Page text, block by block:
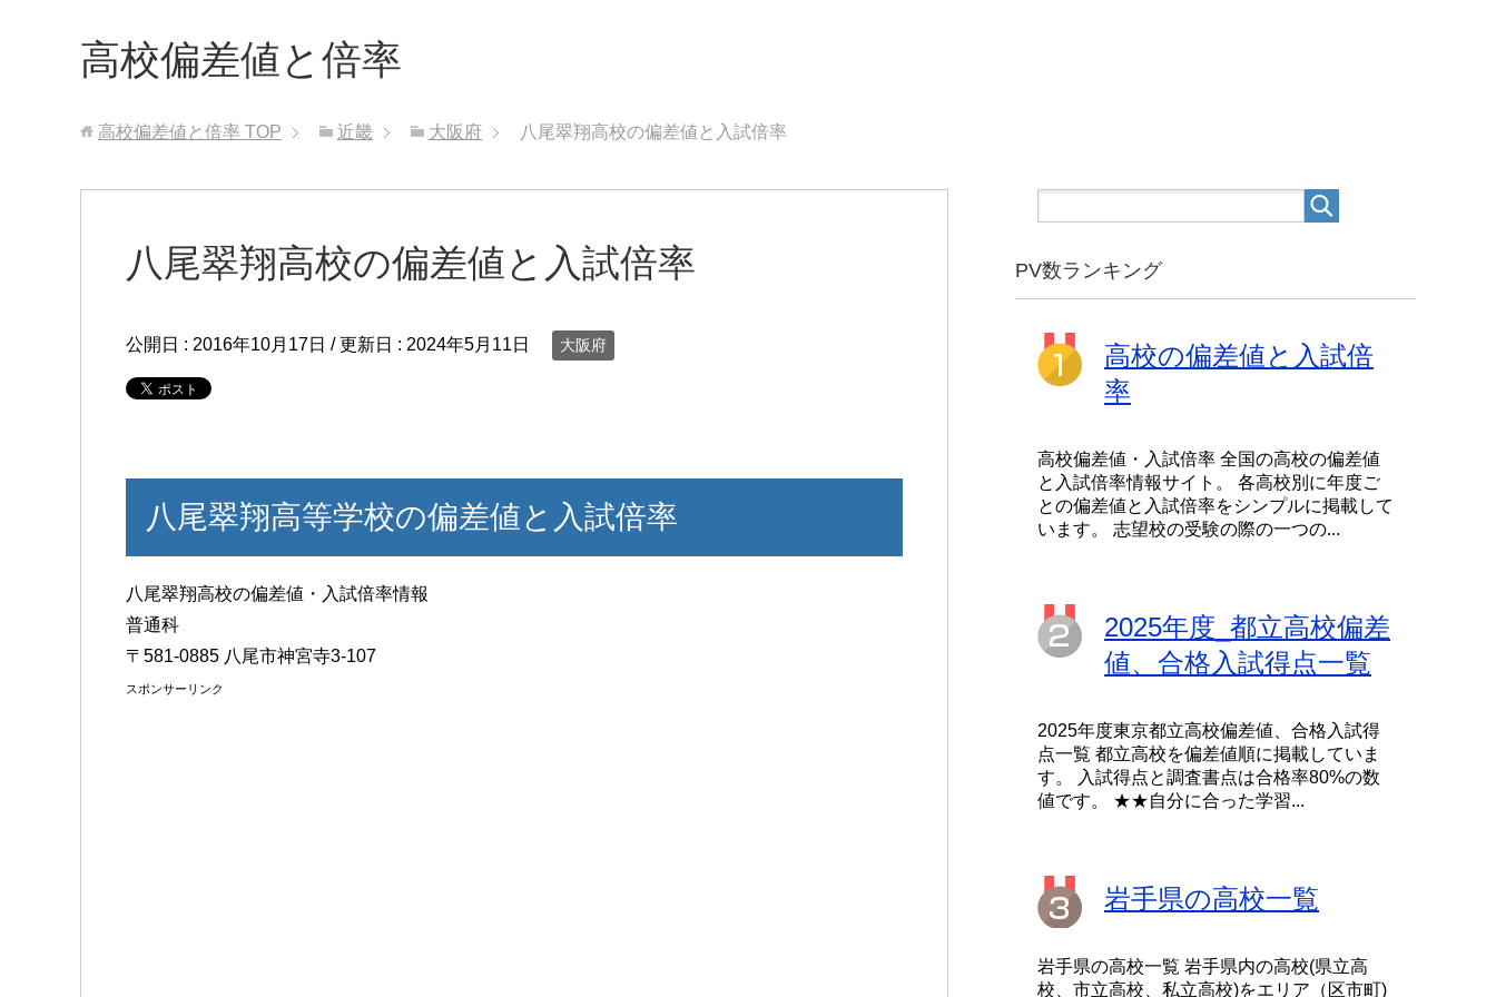
高校偏差値と倍率
高校偏差値と倍率 TOP 近畿 大阪府 八尾翠翔高校の偏差値と入試倍率
八尾翠翔高校の偏差値と入試倍率
公開日 : 2016年10月17日 / 更新日 : 2024年5月11日 大阪府
八尾翠翔高等学校の偏差値と入試倍率
八尾翠翔高校の偏差値・入試倍率情報
普通科
〒581-0885 八尾市神宮寺3-107
スポンサーリンク
PV数ランキング
高校の偏差値と入試倍
率
高校偏差値・入試倍率 全国の高校の偏差値
と入試倍率情報サイト。 各高校別に年度ご
との偏差値と入試倍率をシンプルに掲載して
います。 志望校の受験の際の一つの...
2025年度_都立高校偏差
値、合格入試得点一覧
2025年度東京都立高校偏差値、合格入試得
点一覧 都立高校を偏差値順に掲載していま
す。 入試得点と調査書点は合格率80%の数
値です。 ★★自分に合った学習...
岩手県の高校一覧
岩手県の高校一覧 岩手県内の高校(県立高
校、市立高校、私立高校)をエリア（区市町)